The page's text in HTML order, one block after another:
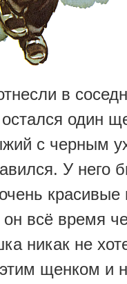
в
один
с черным
У него
красивые
всё время
никак не
щенком и